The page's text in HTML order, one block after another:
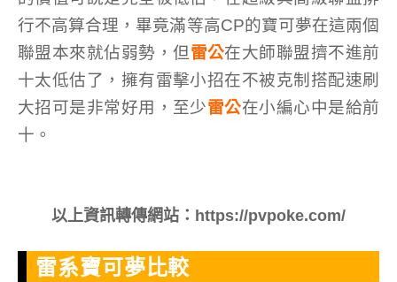
行不高算合理，畢竟滿等高CP的寶可夢在這兩個
聯盟本來就佔弱勢，但雷公在大師聯盟擠不進前
十太低估了，擁有雷擊小招在不被克制搭配速刷
大招可是非常好用，至少雷公在小編心中是給前
十。
以上資訊轉傳網站：https://pvpoke.com/
雷系寶可夢比較